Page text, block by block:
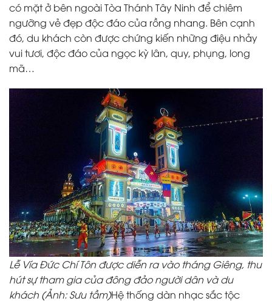
có mặt ở bên ngoài Tòa Thánh Tây Ninh để chiêm
ngưỡng vẻ đẹp độc đáo của rồng nhang. Bên cạnh
đó, du khách còn được chứng kiến những điệu nhảy
vui tươi, độc đáo của ngọc kỳ lân, quy, phụng, long
mã…
Lễ Vía Đức Chí Tôn được diễn ra vào tháng Giêng, thu
hút sự tham gia của đông đảo người dân và du
khách (Ảnh: Sưu tầm)Hệ thống dàn nhạc sắc tộc